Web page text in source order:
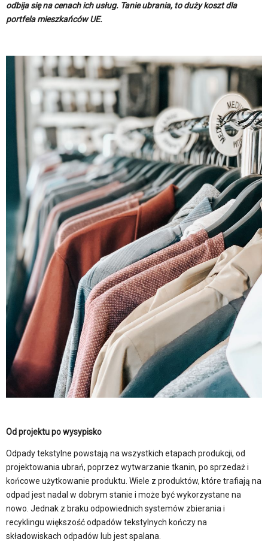
odbija się na cenach ich usług. Tanie ubrania, to duży koszt dla
portfela mieszkańców UE.
Od projektu po wysypisko
Odpady tekstylne powstają na wszystkich etapach produkcji, od
projektowania ubrań, poprzez wytwarzanie tkanin, po sprzedaż i
końcowe użytkowanie produktu. Wiele z produktów, które trafiają na
odpad jest nadal w dobrym stanie i może być wykorzystane na
nowo. Jednak z braku odpowiednich systemów zbierania i
recyklingu większość odpadów tekstylnych kończy na
składowiskach odpadów lub jest spalana.